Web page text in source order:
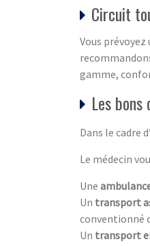
Circuit
Vous
gamme,
Les
Dans le cadre
Le médecin
Une
Un transport
conventionné
Un transport